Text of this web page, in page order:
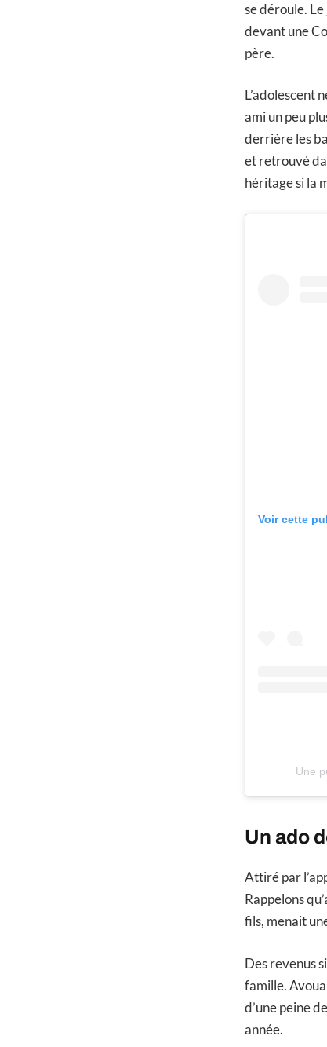
se déroule.
devant une
père.
L’adolescent
ami un peu
derrière les
et retrouvé
héritage si la
Voir cette
Une
Un ado
Attiré par
Rappelons
fils, menait
Des revenus
famille.
d’une peine
année.